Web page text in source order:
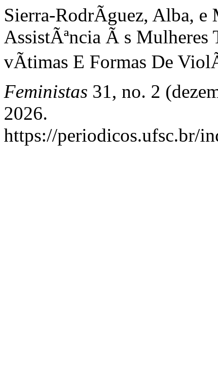
Sierra-RodrÃ­guez, Alba, e
AssistÃªncia Ã s Mulheres
vÃ­timas E Formas De
Feministas 31, no. 2
2026.
https://periodicos.ufsc.br/